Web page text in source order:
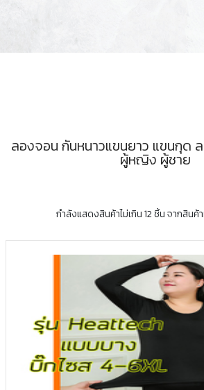
ลองจอน กันหนาวแขนยาว แขนกุด
ผู้หญิง ผู้ชาย
กำลังแสดงสินค้าไม่เกิน 12 ชิ้น จากสินค้